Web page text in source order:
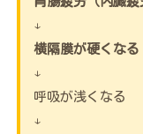
↓
横隔膜が硬くなる
↓
呼吸が浅くなる
↓